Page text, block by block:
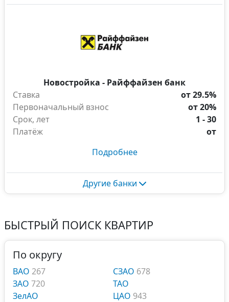
Новостройка - Райффайзен банк
Ставка
от 29.5%
Первоначальный взнос
от 20%
Срок, лет
1 - 30
Платёж
от
Подробнее
Другие банки
БЫСТРЫЙ ПОИСК КВАРТИР
По округу
ВАО 267
ЗАО 720
ЗелАО
СЗАО 678
ТАО
ЦАО 943